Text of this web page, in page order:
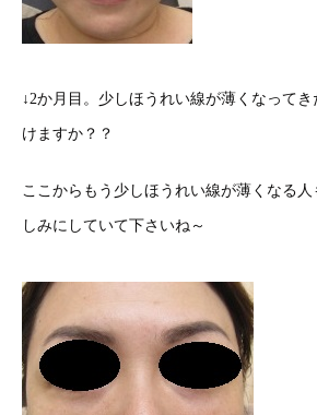
↓2か月目。少しほうれい線が薄くなって
けますか？？
ここからもう少しほうれい線が薄くなる
しみにしていて下さいね～